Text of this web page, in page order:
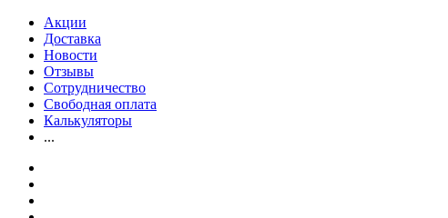
Акции
Доставка
Новости
Отзывы
Сотрудничество
Свободная оплата
Калькуляторы
...